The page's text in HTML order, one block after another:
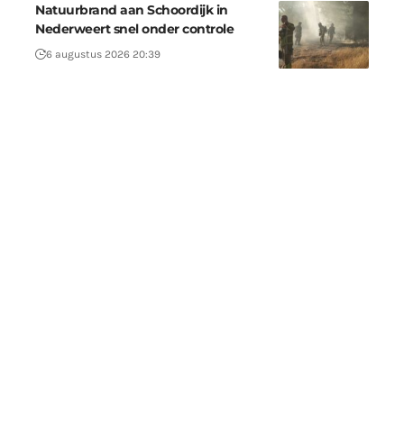
Natuurbrand aan Schoordijk in
Nederweert snel onder controle
6 augustus 2026 20:39